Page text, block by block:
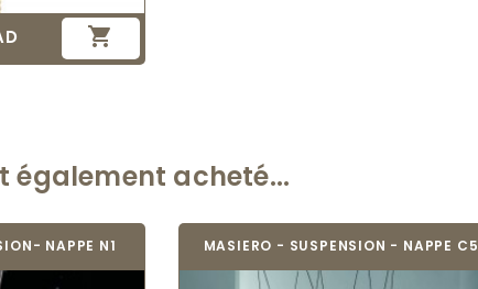

également acheté...
NAPPE N1 MASIERO - SUSPENSION - NAPPE C5